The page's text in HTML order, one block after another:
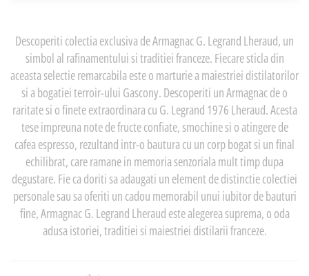
Descoperiti colectia exclusiva de Armagnac G. Legrand Lheraud, un
simbol al rafinamentului si traditiei franceze. Fiecare sticla din
aceasta selectie remarcabila este o marturie a maiestriei distilatorilor
si a bogatiei terroir-ului Gascony. Descoperiti un Armagnac de o
raritate si o finete extraordinara cu G. Legrand 1976 Lheraud. Acesta
tese impreuna note de fructe confiate, smochine si o atingere de
cafea espresso, rezultand intr-o bautura cu un corp bogat si un final
echilibrat, care ramane in memoria senzoriala mult timp dupa
degustare. Fie ca doriti sa adaugati un element de distinctie colectiei
personale sau sa oferiti un cadou memorabil unui iubitor de bauturi
fine, Armagnac G. Legrand Lheraud este alegerea suprema, o oda
adusa istoriei, traditiei si maiestriei distilarii franceze.